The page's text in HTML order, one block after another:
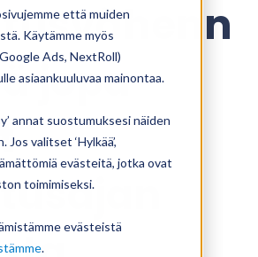
että muiden
Käytämme myös
Ads, NextRoll)
asiaankuuluvaa mainontaa.
annat suostumuksesi näiden
valitset ‘Hylkää’,
evästeitä, jotka ovat
toimimiseksi.
evästeistä
.
jopa